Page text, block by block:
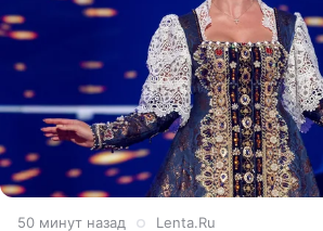
50 минут назад Lenta.Ru